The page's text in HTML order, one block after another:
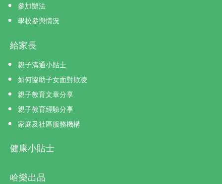
參加辦法
學校參與情況
給家長
親子溝通小貼士
如何協助子女面對欺凌
親子教育文章分享
親子教育經驗分享
家庭及社區服務機構
健康小貼士
哈樂出品